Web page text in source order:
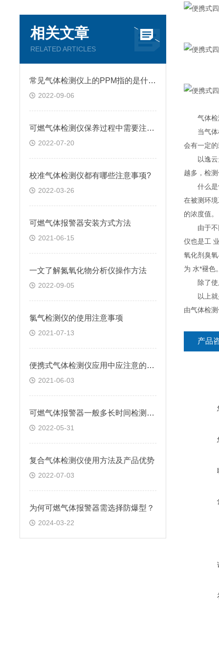
相关文章
RELATED ARTICLES
常见气体检测仪上的PPM指的是什么?
2022-09-06
可燃气体检测仪保养过程中需要注意的几点问题
2022-07-20
校准气体检测仪都有哪些注意事项?
2022-03-26
可燃气体报警器安装方式方法
2021-06-15
一文了解氮氧化物分析仪操作方法
2022-09-05
氯气检测仪的使用注意事项
2021-07-13
便携式气体检测仪应用中应注意的要点解析
2021-06-03
可燃气体报警器一般多长时间检测一次的
2022-05-31
复合气体检测仪使用方法及产品优势
2022-07-03
为何可燃气体报警器需选择防爆型？
2024-03-22
气体检
当气体检
会有一定
以逸云天
越多，检
什么是气
在被测环
的浓度值。
由于不同
仪也是工
氧化剂臭
为 水*褪色
除了使用
以上就是
由气体检
产品